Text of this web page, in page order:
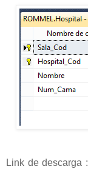
Link de descarga :